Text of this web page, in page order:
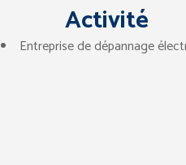
Activité
Entreprise de dépannage